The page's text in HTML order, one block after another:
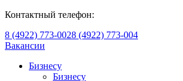
Контактный телефон:
8 (4922) 773-0028 (4922) 773-004
Вакансии
Бизнесу
Бизнесу